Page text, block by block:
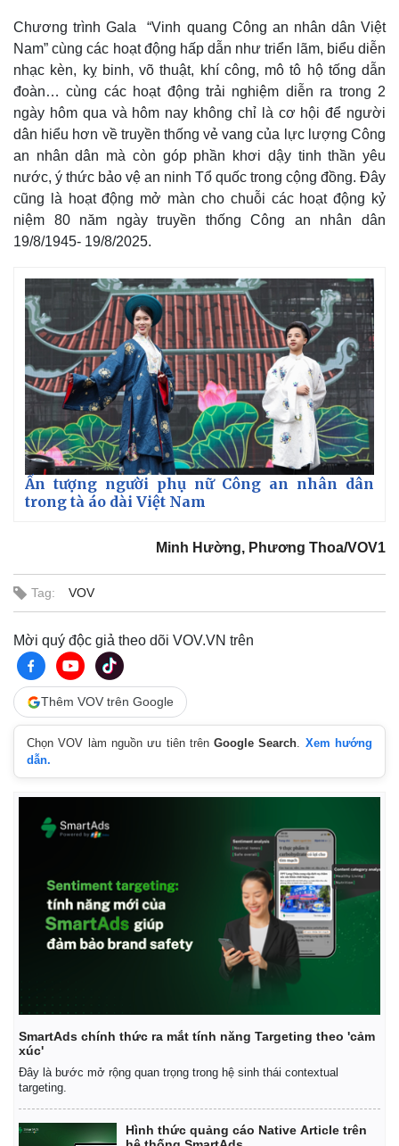
Kinh tế
Tiêu dùng
Chương trình Gala “Vinh quang Công an nhân dân Việt
Nam” cùng các hoạt động hấp dẫn như triển lãm, biểu diễn
nhạc kèn, kỵ binh, võ thuật, khí công, mô tô hộ tống dẫn
đoàn… cùng các hoạt động trải nghiệm diễn ra trong 2
ngày hôm qua và hôm nay không chỉ là cơ hội để người
dân hiểu hơn về truyền thống vẻ vang của lực lượng Công
an nhân dân mà còn góp phần khơi dậy tinh thần yêu
nước, ý thức bảo vệ an ninh Tổ quốc trong cộng đồng. Đây
cũng là hoạt động mở màn cho chuỗi các hoạt động kỷ
niệm 80 năm ngày truyền thống Công an nhân dân
19/8/1945- 19/8/2025.
Ấn tượng người phụ nữ Công an nhân dân
trong tà áo dài Việt Nam
Minh Hường, Phương Thoa/VOV1
Tag: VOV
Mời quý độc giả theo dõi VOV.VN trên
Thêm VOV trên Google
Chọn VOV làm nguồn ưu tiên trênGoogle Search. Xem hướng
dẫn.
SmartAds chính thức ra mắt tính năng Targeting theo 'cảm
xúc'
Đây là bước mở rộng quan trọng trong hệ sinh thái contextual
targeting.
Hình thức quảng cáo Native Article trên